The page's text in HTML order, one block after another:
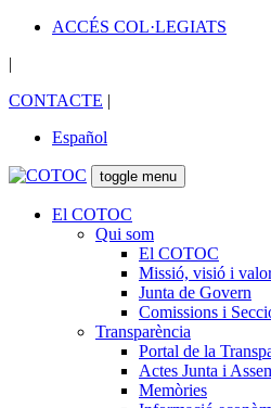
ACCÉS COL·LEGIATS
|
CONTACTE |
Español
toggle menu
El COTOC
Qui som
El COTOC
Missió, visió i
Junta de Govern
Comissions i
Transparència
Portal de la
Actes Junta i
Memòries